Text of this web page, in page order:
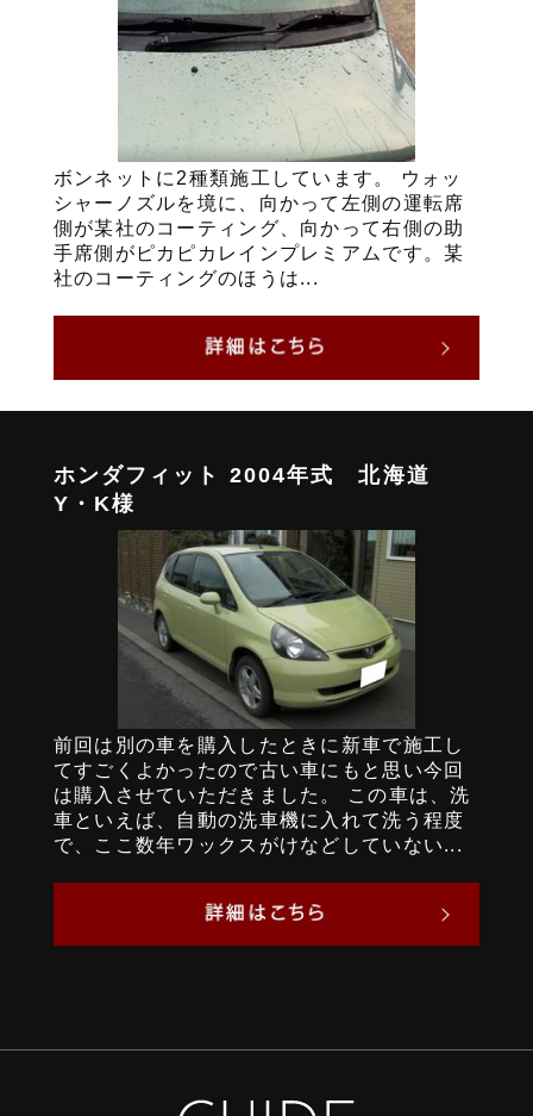
ボンネットに2種類施工しています。 ウォッ
シャーノズルを境に、向かって左側の運転席
側が某社のコーティング、向かって右側の助
手席側がピカピカレインプレミアムです。某
社のコーティングのほうは...
ホンダフィット 2004年式 北海道
Y・K様
前回は別の車を購入したときに新車で施工し
てすごくよかったので古い車にもと思い今回
は購入させていただきました。 この車は、洗
車といえば、自動の洗車機に入れて洗う程度
で、ここ数年ワックスがけなどしていない...